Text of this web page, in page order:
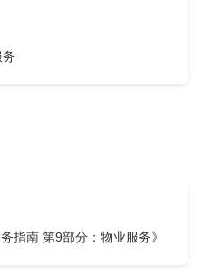
指南 第9部分：物业服务》